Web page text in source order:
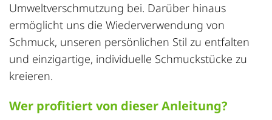
Umweltverschmutzung bei. Darüber hinaus
ermöglicht uns die Wiederverwendung von
Schmuck, unseren persönlichen Stil zu entfalten
und einzigartige, individuelle Schmuckstücke zu
kreieren.
Wer profitiert von dieser Anleitung?